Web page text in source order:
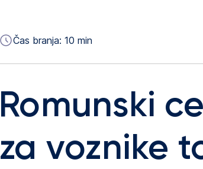
Čas branja: 10 min
Romunski
za voznike